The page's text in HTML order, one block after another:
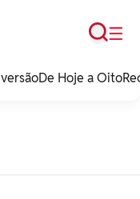
☰
Busca
De Hoje a Oito